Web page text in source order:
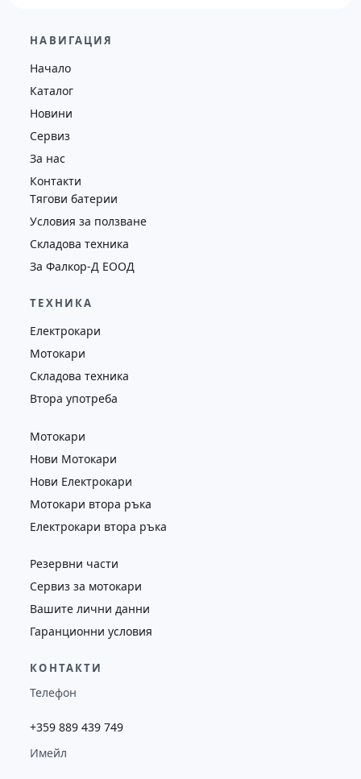
4625
НАВИГАЦИЯ
Начало
Каталог
Новини
Сервиз
За нас
Контакти
Тягови батерии
Условия за ползване
Складова техника
За Фалкор-Д ЕООД
ТЕХНИКА
Електрокари
Мотокари
Складова техника
Втора употреба
Мотокари
Нови Мотокари
Нови Електрокари
Мотокари втора ръка
Електрокари втора ръка
Резервни части
Сервиз за мотокари
Вашите лични данни
Гаранционни условия
КОНТАКТИ
Телефон
+359 889 439 749
Имейл